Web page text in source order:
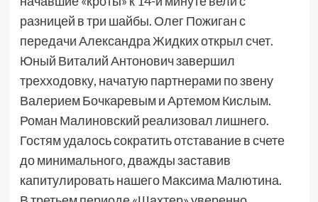
разницей в три шайбы. Олег Пожиган с
передачи Александра Жидких открыл счет.
Юный Виталий Антонович завершил
трехходовку, начатую партнерами по звену
Валерием Бочкаревым и Артемом Кислым.
Роман Малиновский реализовал лишнего.
Гостям удалось сократить отставание в счете
до минимального, дважды заставив
капитулировать нашего Максима Малютина.